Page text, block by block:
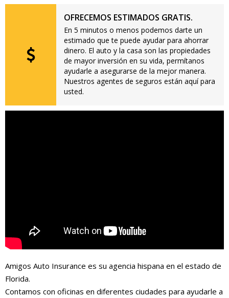
OFRECEMOS ESTIMADOS GRATIS.
En 5 minutos o menos podemos darte un
estimado que te puede ayudar para ahorrar
dinero. El auto y la casa son las propiedades
de mayor inversión en su vida, permítanos
ayudarle a asegurarse de la mejor manera.
Nuestros agentes de seguros están aquí para
usted.
Amigos Auto Insurance es su agencia hispana en el estado de
Florida.
Contamos con oficinas en diferentes ciudades para ayudarle a